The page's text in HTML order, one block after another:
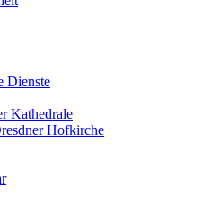
Dienste
Kathedrale
Hofkirche